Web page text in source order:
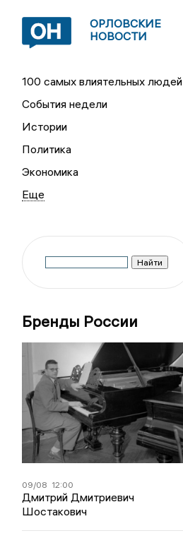
ОРЛОВСКИЕ
НОВОСТИ
100 самых влиятельных людей
События недели
Истории
Политика
Экономика
Бренды России
09/08 12:00
Дмитрий Дмитриевич
Шостакович